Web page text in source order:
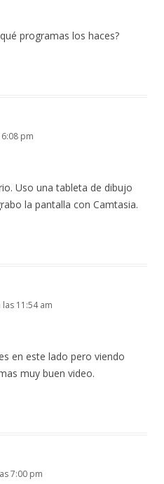
programas los haces?
pm
Uso una tableta de dibujo
la pantalla con Camtasia.
11:54 am
en este lado pero viendo
muy buen video.
7:00 pm